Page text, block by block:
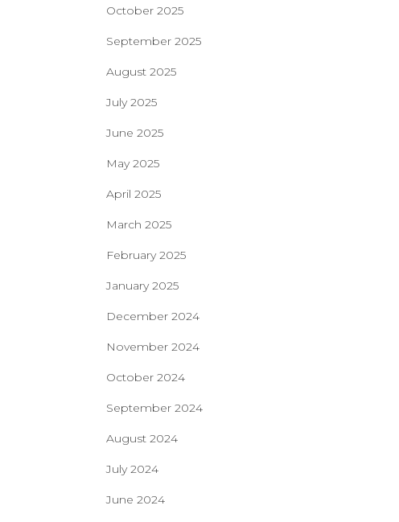
October 2025
September 2025
August 2025
July 2025
June 2025
May 2025
April 2025
March 2025
February 2025
January 2025
December 2024
November 2024
October 2024
September 2024
August 2024
July 2024
June 2024